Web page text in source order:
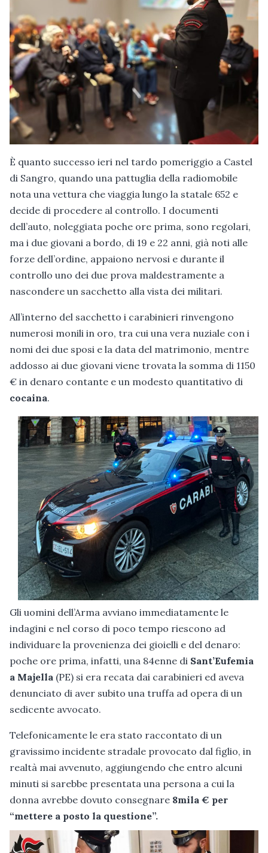
È quanto successo ieri nel tardo pomeriggio a Castel
di Sangro, quando una pattuglia della radiomobile
nota una vettura che viaggia lungo la statale 652 e
decide di procedere al controllo. I documenti
dell’auto, noleggiata poche ore prima, sono regolari,
ma i due giovani a bordo, di 19 e 22 anni, già noti alle
forze dell’ordine, appaiono nervosi e durante il
controllo uno dei due prova maldestramente a
nascondere un sacchetto alla vista dei militari.
All’interno del sacchetto i carabinieri rinvengono
numerosi monili in oro, tra cui una vera nuziale con i
nomi dei due sposi e la data del matrimonio, mentre
addosso ai due giovani viene trovata la somma di 1150
€ in denaro contante e un modesto quantitativo di
cocaina.
Gli uomini dell’Arma avviano immediatamente le
indagini e nel corso di poco tempo riescono ad
individuare la provenienza dei gioielli e del denaro:
poche ore prima, infatti, una 84enne di Sant’Eufemia
a Majella (PE) si era recata dai carabinieri ed aveva
denunciato di aver subito una truffa ad opera di un
sedicente avvocato.
Telefonicamente le era stato raccontato di un
gravissimo incidente stradale provocato dal figlio, in
realtà mai avvenuto, aggiungendo che entro alcuni
minuti si sarebbe presentata una persona a cui la
donna avrebbe dovuto consegnare 8mila € per
“mettere a posto la questione”.